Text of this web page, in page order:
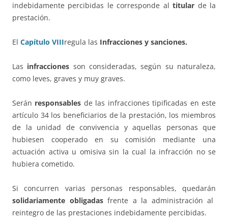
indebidamente percibidas le corresponde altitular de la
prestación.
El Capítulo VIIIregula las Infracciones y sanciones.
Las infracciones son consideradas, según su naturaleza,
como leves, graves y muy graves.
Serán responsables de las infracciones tipificadas en este
artículo 34 los beneficiarios de la prestación, los miembros
de la unidad de convivencia y aquellas personas que
hubiesen cooperado en su comisión mediante una
actuación activa u omisiva sin la cual la infracción no se
hubiera cometido.
Si concurren varias personas responsables, quedarán
solidariamente obligadasfrente a la administración al
reintegro de las prestaciones indebidamente percibidas.